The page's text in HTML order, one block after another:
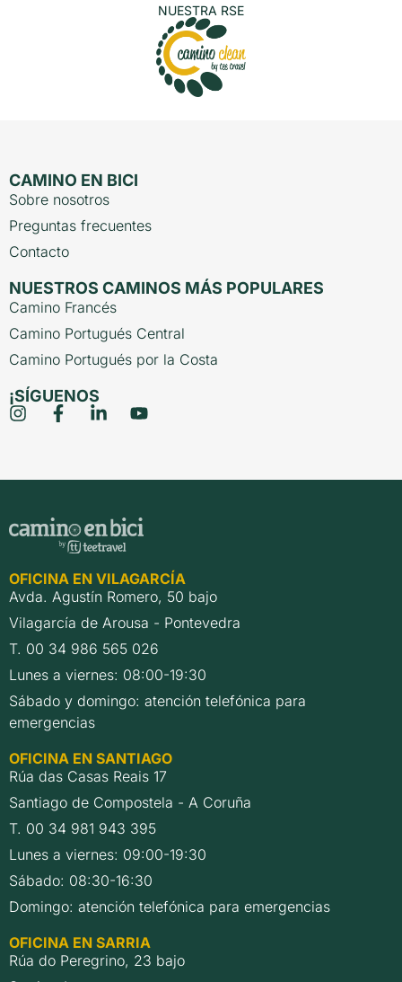
NUESTRA RSE
CAMINO EN BICI
Sobre nosotros
Preguntas frecuentes
Contacto
NUESTROS CAMINOS MÁS POPULARES
Camino Francés
Camino Portugués Central
Camino Portugués por la Costa
¡SÍGUENOS
OFICINA EN VILAGARCÍA
Avda. Agustín Romero, 50 bajo
Vilagarcía de Arousa - Pontevedra
T. 00 34 986 565 026
Lunes a viernes: 08:00-19:30
Sábado y domingo: atención telefónica para
emergencias
OFICINA EN SANTIAGO
Rúa das Casas Reais 17
Santiago de Compostela - A Coruña
T. 00 34 981 943 395
Lunes a viernes: 09:00-19:30
Sábado: 08:30-16:30
Domingo: atención telefónica para emergencias
OFICINA EN SARRIA
Rúa do Peregrino, 23 bajo